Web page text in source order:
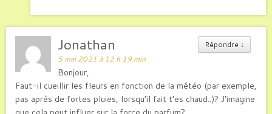
Répondre ↓
Jonathan
5 mai 2021 à 12 h 19 min
Bonjour,
Faut-il cueillir les fleurs en fonction de la météo (par exemple,
pas après de fortes pluies, lorsqu’il fait t’es chaud..)? J’imagine